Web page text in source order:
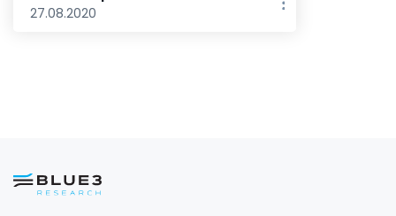
27.08.2020